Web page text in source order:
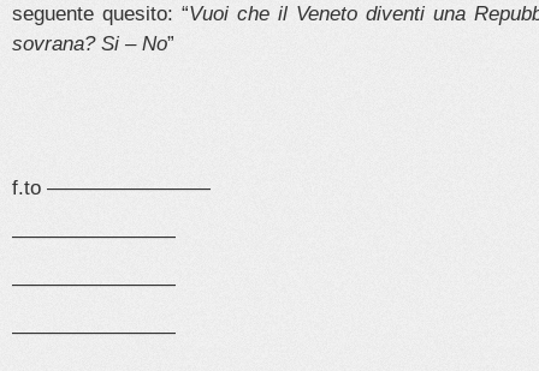
seguente quesito: “Vuoi che il Veneto diventi una
sovrana? Si – No”
f.to ————————
————————
————————
————————